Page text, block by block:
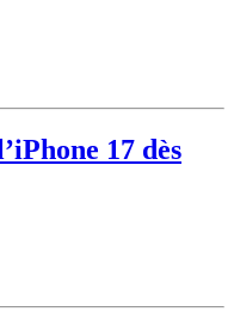
17 dès